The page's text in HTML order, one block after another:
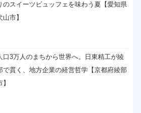
のスイーツビュッフェを味わう夏【愛知県
山市】
口3万人のまちから世界へ。日東精工が綾
で貫く、地方企業の経営哲学【京都府綾部
】